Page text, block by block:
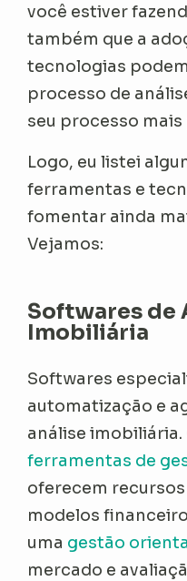
você estiver
também que a
tecnologias
processo de
seu processo
Logo, eu listei
ferramentas e
fomentar ainda
Vejamos:
Softwares de
Imobiliária
Softwares
automatização e
análise imobiliária.
ferramentas de
oferecem
modelos
uma gestão
mercado e